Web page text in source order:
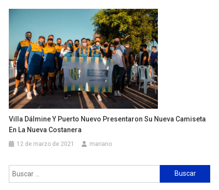
Villa Dálmine Y Puerto Nuevo Presentaron Su Nueva Camiseta
En La Nueva Costanera
12 de marzo de 2021 mariano
Buscar: